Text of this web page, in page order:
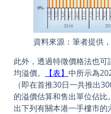
資料來源：筆者提供
此外，透過特徵價格法也
均溢價。
【表】 中所示為
（即在首推30日一共推出
的溢價估算和售出單位佔
出下列有關本港一手樓市的